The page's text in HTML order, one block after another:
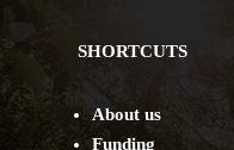
SHORTCUTS
About us
Funding